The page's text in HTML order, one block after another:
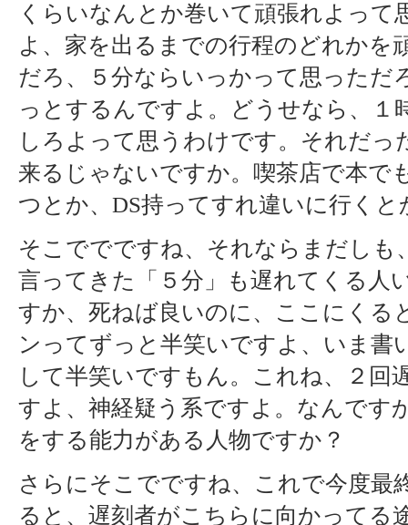
くらいなんとか巻いて頑張れよって
よ、家を出るまでの行程のどれかを
だろ、５分ならいっかって思っただ
っとするんですよ。どうせなら、１
しろよって思うわけです。それだっ
来るじゃないですか。喫茶店で本で
つとか、DS持ってすれ違いに行くと
そこででですね、それならまだしも
言ってきた「５分」も遅れてくる人
すか、死ねば良いのに、ここにくる
ンってずっと半笑いですよ、いま書
して半笑いですもん。これね、２回
すよ、神経疑う系ですよ。なんです
をする能力がある人物ですか？
さらにそこでですね、これで今度最
ると、遅刻者がこちらに向かってる